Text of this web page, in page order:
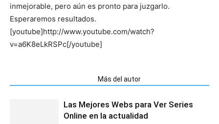
inmejorable, pero aún es pronto para juzgarlo.
Esperaremos resultados.
[youtube]http://www.youtube.com/watch?
v=a6K8eLkRSPc[/youtube]
Más del autor
Las Mejores Webs para Ver Series
Online en la actualidad